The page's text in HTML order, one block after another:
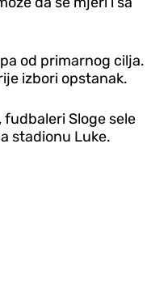
od primarnog cilja.
izbori opstanak.
Sloge sele
stadionu Luke.